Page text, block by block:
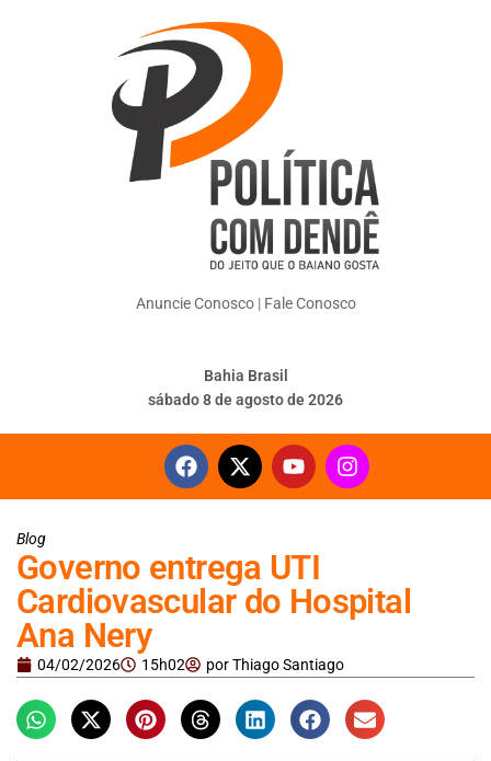
Anuncie Conosco| Fale Conosco
Bahia Brasil
sábado 8 de agosto de 2026
Blog
Governo entrega UTI
Cardiovascular do Hospital
Ana Nery
04/02/2026 15h02 porThiago Santiago